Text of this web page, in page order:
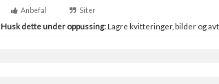
Anbefal Siter
Husk dette under oppussing:Lagre kvitteringer, bilder og